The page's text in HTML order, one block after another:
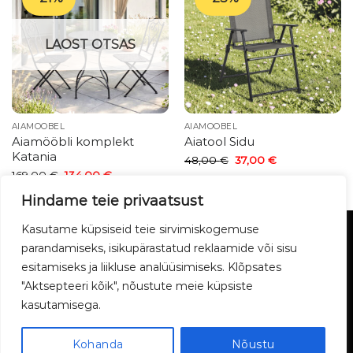
Hindame teie privaatsust
Kasutame küpsiseid teie sirvimiskogemuse
parandamiseks, isikupärastatud reklaamide või sisu
esitamiseks ja liikluse analüüsimiseks. Klõpsates
"Aktsepteeri kõik", nõustute meie küpsiste
kasutamisega.
Kohanda Nõustu
LAOST OTSAS
AIAMÖÖBEL
Aiamööbli komplekt
Katania
169,00 € Algne
oli:
169,00 €.
134,00 €Current
is:
134,00 €.
AIAMÖÖBEL
Aiatool Sidu
48,00€ Algne
hind
37,00 €Current
TELLIMINE JA MAKSMINE
PRIVAATSUSPOLIITIKA
TAGASTUS JA GARANTII
MEIST KONTAKT
BLOGI
PROJEKTIMÜÜK
SAADETISE JÄLGIMINE
MÖÖBLI UTILISEERIMINE
LUX-PAKETT
1Furniture 2026 ©